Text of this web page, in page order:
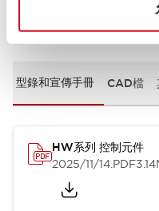
文件和檔案
型錄和宣傳手冊 CAD檔
HW系列 控制元件
2025/11/14.PDF